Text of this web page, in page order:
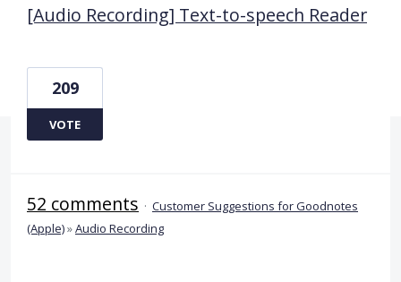
[Audio Recording] Text-to-speech Reader
209
VOTE
52 comments · Customer Suggestions for Goodnotes
(Apple)»Audio Recording